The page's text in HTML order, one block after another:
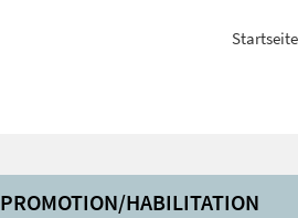
Startseite
PROMOTION/HABILITATION